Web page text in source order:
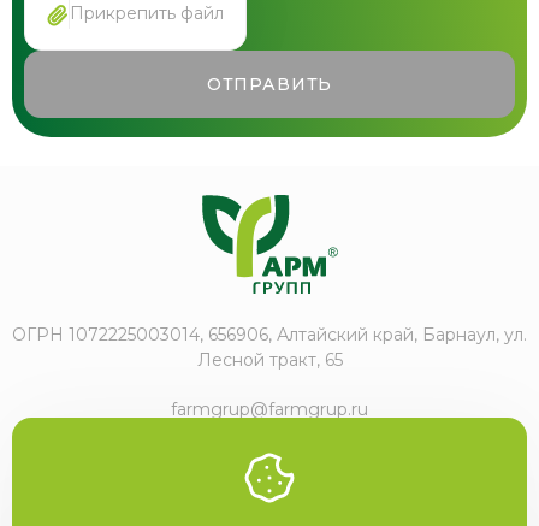
Прикрепить файл
ОТПРАВИТЬ
ОГРН 1072225003014, 656906, Алтайский край, Барнаул, ул.
Лесной тракт, 65
farmgrup@farmgrup.ru
+7 (3852) 57-77-47